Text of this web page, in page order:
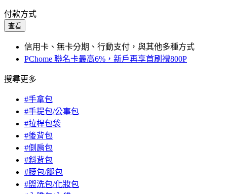
付款方式
查看
信用卡、無卡分期、行動支付，與其他多種方式
PChome 聯名卡最高6%，新戶再享首刷禮800P
搜尋更多
#手拿包
#手提包/公事包
#拉桿包袋
#後背包
#側肩包
#斜背包
#腰包/腿包
#盥洗包/化妝包